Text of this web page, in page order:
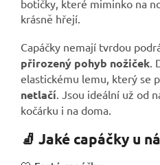
botičky, které miminko na
krásně hřejí.
Capáčky nemají tvrdou
přirozený pohyb nožiček
elastickému lemu, který se
netlačí . Jsou ideální už od
kočárku i na doma.
🧦 Jaké capáčky u